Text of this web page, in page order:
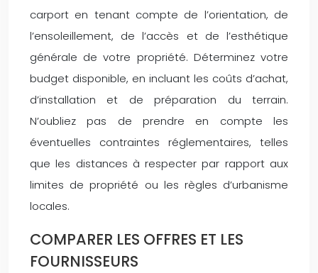
carport en tenant compte de l’orientation, de
l’ensoleillement, de l’accès et de l’esthétique
générale de votre propriété. Déterminez votre
budget disponible, en incluant les coûts d’achat,
d’installation et de préparation du terrain.
N’oubliez pas de prendre en compte les
éventuelles contraintes réglementaires, telles
que les distances à respecter par rapport aux
limites de propriété ou les règles d’urbanisme
locales.
COMPARER LES OFFRES ET LES
FOURNISSEURS